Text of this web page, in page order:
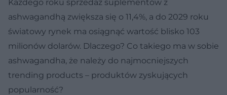
Każdego roku sprzedaż suplementów z
ashwagandhą zwiększa się o 11,4%, a do 2029 roku
światowy rynek ma osiągnąć wartość blisko 103
milionów dolarów. Dlaczego? Co takiego ma w sobie
ashwagandha, że należy do najmocniejszych
trending products – produktów zyskujących
popularność?